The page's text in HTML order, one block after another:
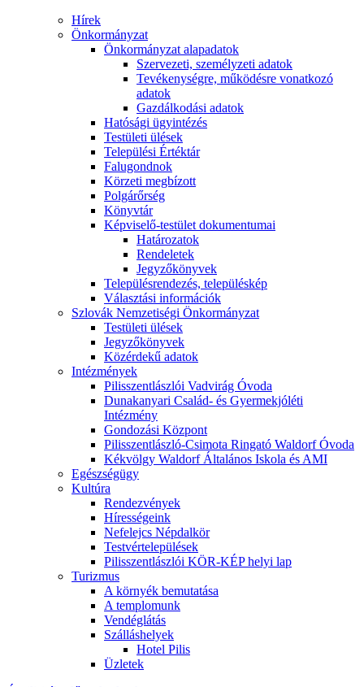
Hírek
Önkormányzat
Önkormányzat alapadatok
Szervezeti, személyzeti adatok
Tevékenységre, működésre vonatkozó
adatok
Gazdálkodási adatok
Hatósági ügyintézés
Testületi ülések
Települési Értéktár
Falugondnok
Körzeti megbízott
Polgárőrség
Könyvtár
Képviselő-testület dokumentumai
Határozatok
Rendeletek
Jegyzőkönyvek
Településrendezés, településkép
Választási információk
Szlovák Nemzetiségi Önkormányzat
Testületi ülések
Jegyzőkönyvek
Közérdekű adatok
Intézmények
Pilisszentlászlói Vadvirág Óvoda
Dunakanyari Család- és Gyermekjóléti
Intézmény
Gondozási Központ
Pilisszentlászló-Csimota Ringató Waldorf Óvoda
Kékvölgy Waldorf Általános Iskola és AMI
Egészségügy
Kultúra
Rendezvények
Hírességeink
Nefelejcs Népdalkör
Testvértelepülések
Pilisszentlászlói KÖR-KÉP helyi lap
Turizmus
A környék bemutatása
A templomunk
Vendéglátás
Szálláshelyek
Hotel Pilis
Üzletek